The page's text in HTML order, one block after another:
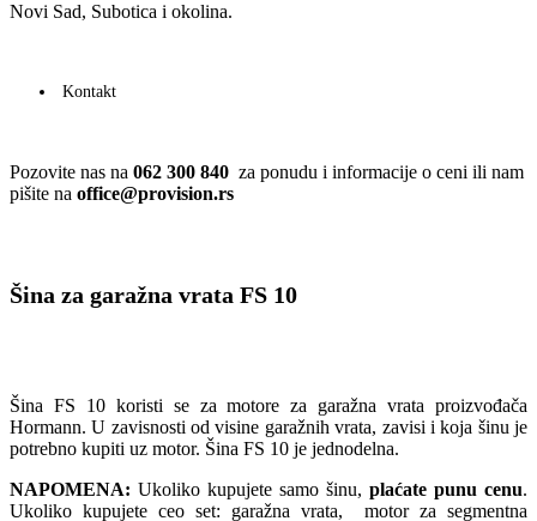
Novi Sad, Subotica i okolina.
Kontakt
Pozovite nas na 062 300 840 za ponudu i informacije o ceni ili nam
pišite na office@provision.rs
Šina za garažna vrata FS 10
Šina FS 10 koristi se za motore za garažna vrata proizvođača
Hormann. U zavisnosti od visine garažnih vrata, zavisi i koja šinu je
potrebno kupiti uz motor. Šina FS 10 je jednodelna.
NAPOMENA: Ukoliko kupujete samo šinu, plaćate punu cenu.
Ukoliko kupujete ceo set: garažna vrata, motor za segmentna